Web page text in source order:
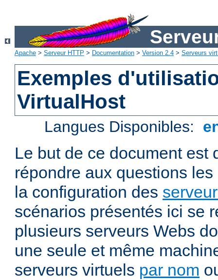
Apache > Serveur HTTP > Documentation > Version 2.4 > Serveurs
Exemples
VirtualHost
Langues Disponibles:
Le but de ce document est
répondre aux questions
la configuration des
scénarios présentés ici se
plusieurs serveurs Webs
une seule et même
serveurs virtuels par nom